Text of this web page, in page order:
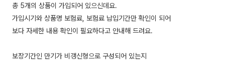
총 5개의 상품이 가입되어 있으신데요.
가입시기와 상품명 보험료, 보험료 납입기간만 확인이 되어
보다 자세한 내용 확인이 필요하다고 안내해 드려요.
보장기간인 만기가 비갱신형으로 구성되어 있는지